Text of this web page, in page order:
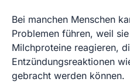
Bei manchen Menschen
Problemen führen, weil
Milchproteine reagieren,
Entzündungsreaktionen
gebracht werden können.